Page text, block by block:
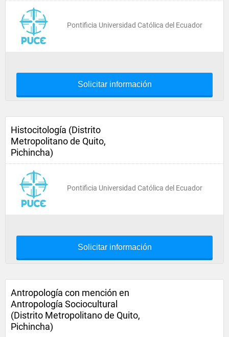
Pontificia Universidad Católica del Ecuador
Solicitar información
Histocitología (Distrito
Metropolitano de Quito,
Pichincha)
Pontificia Universidad Católica del Ecuador
Solicitar información
Antropología con mención en
Antropología Sociocultural
(Distrito Metropolitano de Quito,
Pichincha)